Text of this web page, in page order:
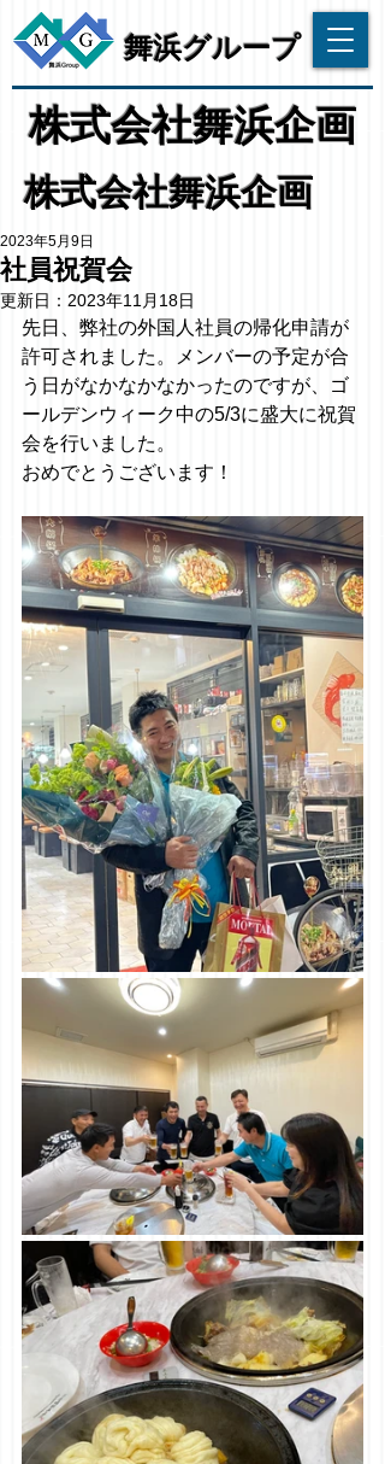
​舞浜グループ
​株式会社舞浜企画
株式会社舞浜企画
社員祝賀会
2023年5月9日
更新日： 2023年11月18日
先日、弊社の外国人社員の帰化申請が
許可されました。メンバーの予定が合
う日がなかなかなかったのですが、ゴ
ールデンウィーク中の5/3に盛大に祝賀
会を行いました。
おめでとうございます！